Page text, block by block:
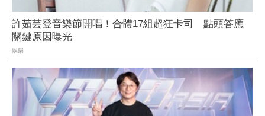
許茹芸登音樂節開唱！合體17組超狂卡司 點頭答應
關鍵原因曝光
娛樂